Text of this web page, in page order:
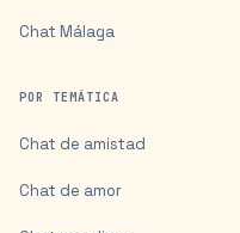
Chat Málaga
POR TEMÁTICA
Chat de amistad
Chat de amor